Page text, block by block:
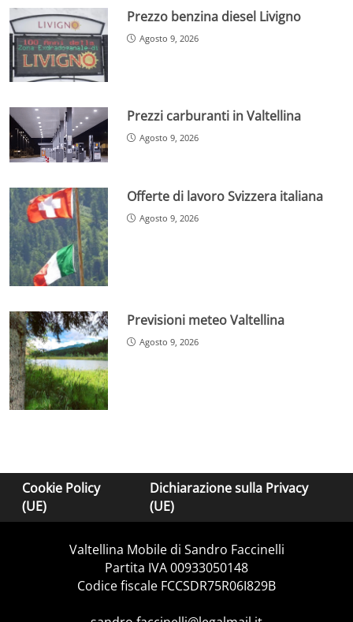
Prezzo benzina diesel Livigno
Agosto 9, 2026
Prezzi carburanti in Valtellina
Agosto 9, 2026
Offerte di lavoro Svizzera italiana
Agosto 9, 2026
Previsioni meteo Valtellina
Agosto 9, 2026
Cookie Policy
(UE)
Dichiarazione sulla Privacy
(UE)
Valtellina Mobile di Sandro Faccinelli
Partita IVA 00933050148
Codice fiscale FCCSDR75R06I829B